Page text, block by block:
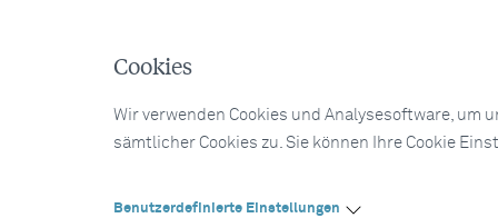
Cookies
Wir verwenden Cookies und Analysesoftware,
sämtlicher Cookies zu. Sie können Ihre Cookie
Benutzerdefinierte Einstellungen